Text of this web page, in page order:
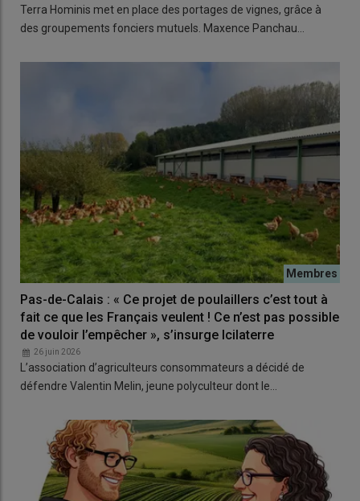
Terra Hominis met en place des portages de vignes, grâce à
des groupements fonciers mutuels. Maxence Panchau…
Pas-de-Calais : « Ce projet de poulaillers c’est tout à
fait ce que les Français veulent ! Ce n’est pas possible
de vouloir l’empêcher », s’insurge Icilaterre
26 juin 2026
L’association d’agriculteurs consommateurs a décidé de
défendre Valentin Melin, jeune polyculteur dont le…